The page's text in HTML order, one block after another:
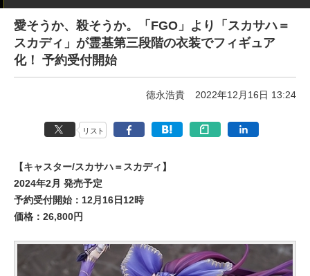
愛そうか、殺そうか。「FGO」より「スカサハ＝
スカディ」が霊基第三段階の衣装でフィギュア
化！ 予約受付開始
徳永浩貴 2022年12月16日 13:24
リスト
【キャスター/スカサハ＝スカディ】
2024年2月 発売予定
予約受付開始：12月16日12時
価格：26,800円